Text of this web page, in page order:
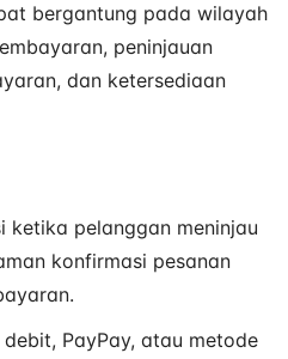
bergantung pada wilayah
peninjauan
dan ketersediaan
ketika pelanggan meninjau
konfirmasi pesanan
PayPay, atau metode